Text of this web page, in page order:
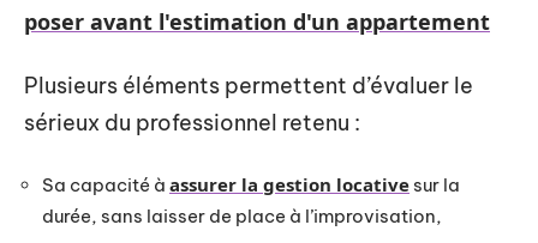
poser avant l'estimation d'un appartement
Plusieurs éléments permettent d’évaluer le
sérieux du professionnel retenu :
Sa capacité à assurer la gestion locative sur la
durée, sans laisser de place à l’improvisation,